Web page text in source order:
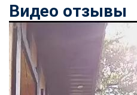
Видео отзывы